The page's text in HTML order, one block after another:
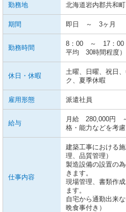
勤務地 北海道岩内郡共和町
期間 即日 ～ 3ヶ月
勤務時間
8：00 ～ 17：00
平均 30時間程度）
休日・休暇
土曜、日曜、祝日
ク、夏季休暇
雇用形態 派遣社員
給与
月給 280,000円
格・能力などを考慮
仕事内容
建築工事における
理、品質管理）
製造設備の設置の
きます。
現場管理、書類作
ます。
自宅から通勤出来
晩食事付き）